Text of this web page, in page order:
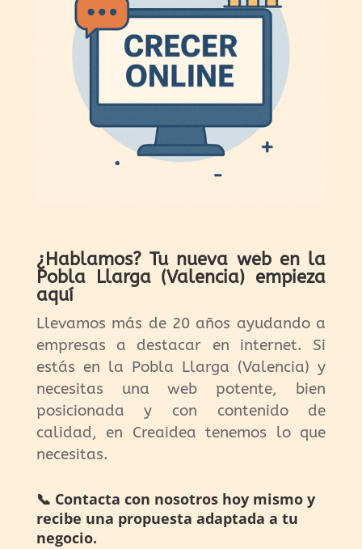
¿Hablamos? Tu nueva web en la
Pobla Llarga (Valencia) empieza
aquí
Llevamos más de 20 años ayudando a
empresas a destacar en internet. Si
estás en la Pobla Llarga (Valencia) y
necesitas una web potente, bien
posicionada y con contenido de
calidad, en Creaidea tenemos lo que
necesitas.
📞 Contacta con nosotros hoy mismo y
recibe una propuesta adaptada a tu
negocio.